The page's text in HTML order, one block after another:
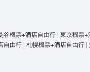
谷機票+酒店自由行 | 東京機票+
自由行 | 札幌機票+酒店自由行 |